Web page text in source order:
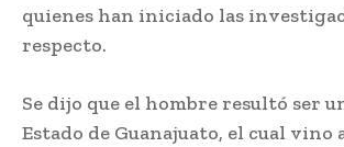
quienes han iniciado las
respecto.
Se dijo que el hombre resultó ser
Estado de Guanajuato, el cual vino